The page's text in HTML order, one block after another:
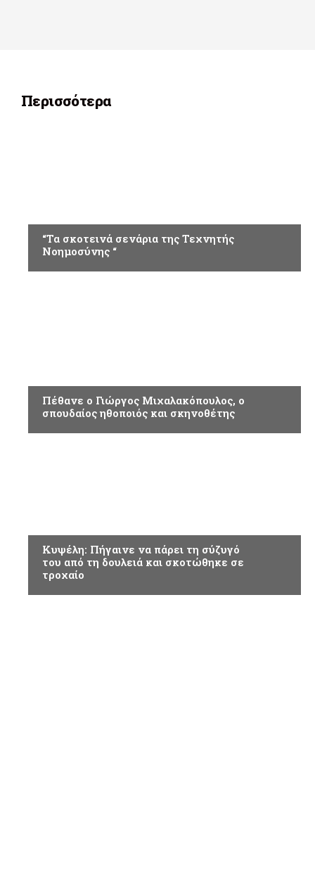
Περισσότερα
“Τα σκοτεινά σενάρια της Τεχνητής
Νοημοσύνης “
Πέθανε ο Γιώργος Μιχαλακόπουλος, ο
σπουδαίος ηθοποιός και σκηνοθέτης
Κυψέλη: Πήγαινε να πάρει τη σύζυγό
του από τη δουλειά και σκοτώθηκε σε
τροχαίο